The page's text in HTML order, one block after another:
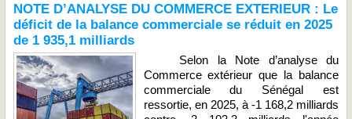
NOTE D’ANALYSE DU COMMERCE EXTERIEUR : Le
déficit de la balance commerciale se réduit en 2025
de 1 935,1 milliards
Selon la Note d’analyse du
Commerce extérieur que la balance
commerciale du Sénégal est
ressortie, en 2025, à -1 168,2 milliards